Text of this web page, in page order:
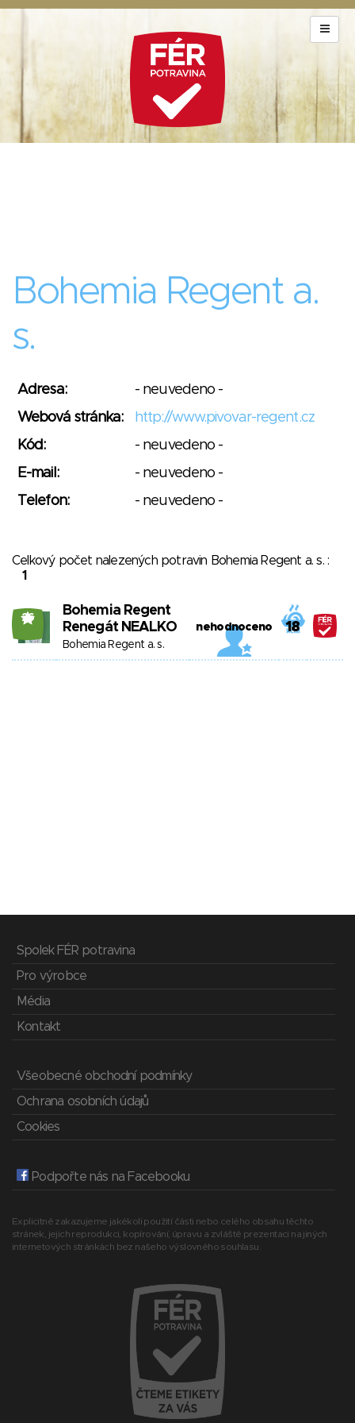
Bohemia Regent a.
s.
Adresa:
- neuvedeno -
Webová stránka:
http://www.pivovar-regent.cz
Kód:
- neuvedeno -
E-mail:
- neuvedeno -
Telefon:
- neuvedeno -
Celkový počet nalezených potravin Bohemia Regent a. s. :
1
26
Bohemia Regent
Renegát NEALKO
Bohemia Regent a. s.
nehodnoceno 18
Spolek FÉR potravina
Pro výrobce
Média
Kontakt
Všeobecné obchodní podmínky
Ochrana osobních údajů
Cookies
Podpořte nás na Facebooku
Explicitně zakazujeme jakékoli použití části nebo celého obsahu těchto
stránek, jejich reprodukci, kopírování, úpravu a zvláště prezentaci na jiných
internetových stránkách bez našeho výslovného souhlasu.